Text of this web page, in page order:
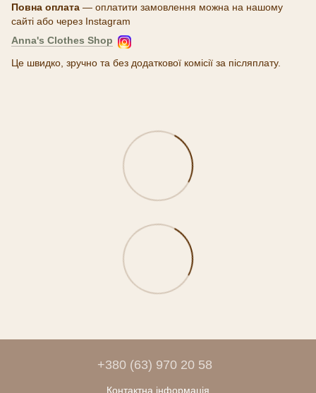
Повна оплата — оплатити замовлення можна на нашому
сайті або через Instagram
Anna's Clothes Shop
Це швидко, зручно та без додаткової комісії за післяплату.
+380 (63) 970 20 58
Контактна інформація